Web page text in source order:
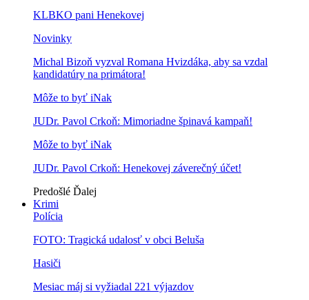
KLBKO pani Henekovej
Novinky
Michal Bizoň vyzval Romana Hvizdáka, aby sa vzdal
kandidatúry na primátora!
Môže to byť iNak
JUDr. Pavol Crkoň: Mimoriadne špinavá kampaň!
Môže to byť iNak
JUDr. Pavol Crkoň: Henekovej záverečný účet!
Predošlé Ďalej
Krimi
Polícia
FOTO: Tragická udalosť v obci Beluša
Hasiči
Mesiac máj si vyžiadal 221 výjazdov